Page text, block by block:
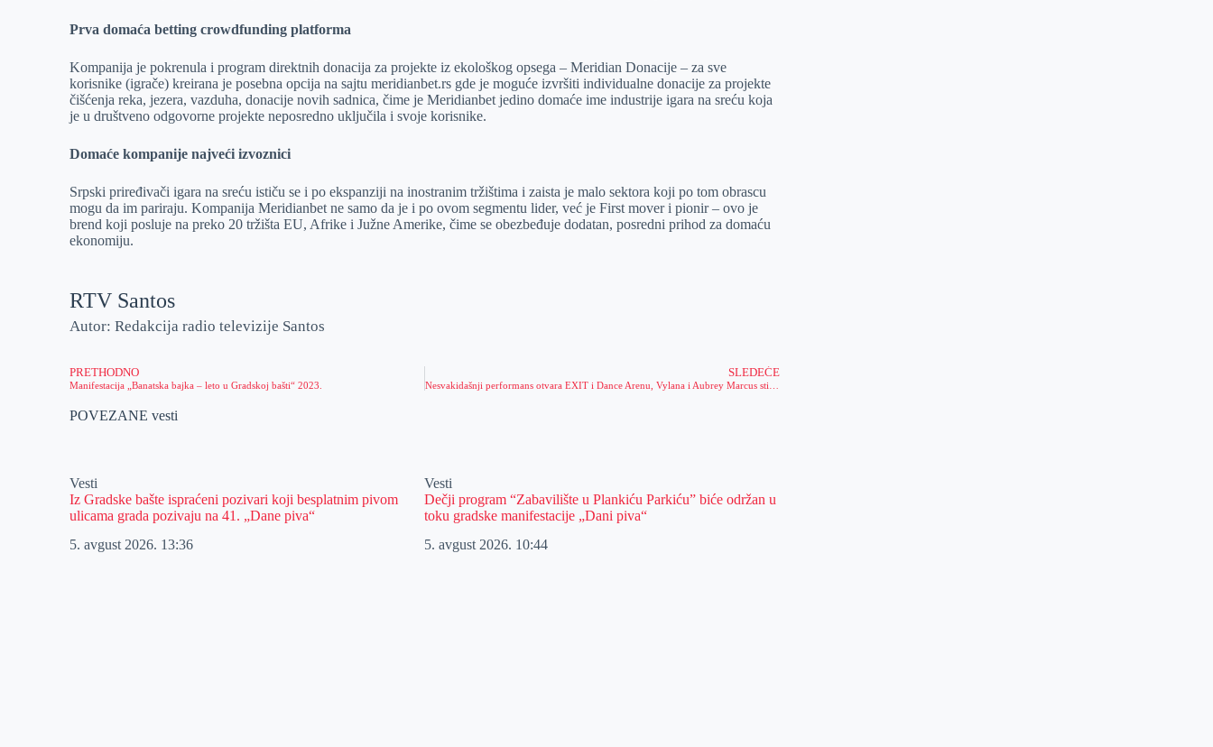
Prva domaća betting crowdfunding platforma
Kompanija je pokrenula i program direktnih donacija za projekte iz ekološkog opsega – Meridian Donacije – za sve
korisnike (igrače) kreirana je posebna opcija na sajtu meridianbet.rs gde je moguće izvršiti individualne donacije za projekte
čišćenja reka, jezera, vazduha, donacije novih sadnica, čime je Meridianbet jedino domaće ime industrije igara na sreću koja
je u društveno odgovorne projekte neposredno uključila i svoje korisnike.
Domaće kompanije najveći izvoznici
Srpski priređivači igara na sreću ističu se i po ekspanziji na inostranim tržištima i zaista je malo sektora koji po tom obrascu
mogu da im pariraju. Kompanija Meridianbet ne samo da je i po ovom segmentu lider, već je First mover i pionir – ovo je
brend koji posluje na preko 20 tržišta EU, Afrike i Južne Amerike, čime se obezbeđuje dodatan, posredni prihod za domaću
ekonomiju.
RTV Santos
Autor: Redakcija radio televizije Santos
PRETHODNO
Manifestacija „Banatska bajka – leto u Gradskoj bašti“ 2023.
SLEDEĆE
POVEZANE vesti
Vesti
Iz Gradske bašte ispraćeni pozivari koji besplatnim pivom
ulicama grada pozivaju na 41. „Dane piva“
5. avgust 2026. 13:36
Vesti
Dečji program “Zabavilište u Plankiću Parkiću” biće održan u
toku gradske manifestacije „Dani piva“
5. avgust 2026. 10:44